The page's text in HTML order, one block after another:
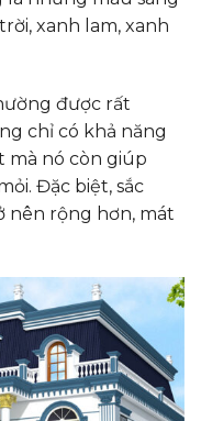
xanh lam, xanh
được rất
chỉ có khả năng
mà nó còn giúp
Đặc biệt, sắc
nên rộng hơn, mát